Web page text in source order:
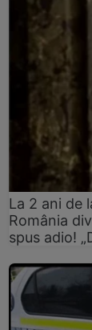
La 2 ani de
România
spus adio!